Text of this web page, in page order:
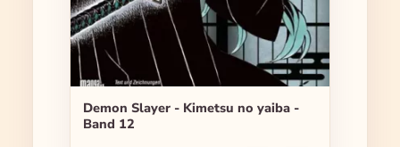
Demon Slayer - Kimetsu no yaiba -
Band 12